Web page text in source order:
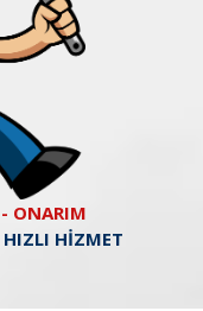
ONARIM
HİZMET